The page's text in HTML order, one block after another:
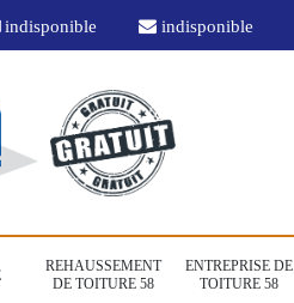
indisponible indisponible
REHAUSSEMENT
DE TOITURE 58
ENTREPRISE DE
TOITURE 58